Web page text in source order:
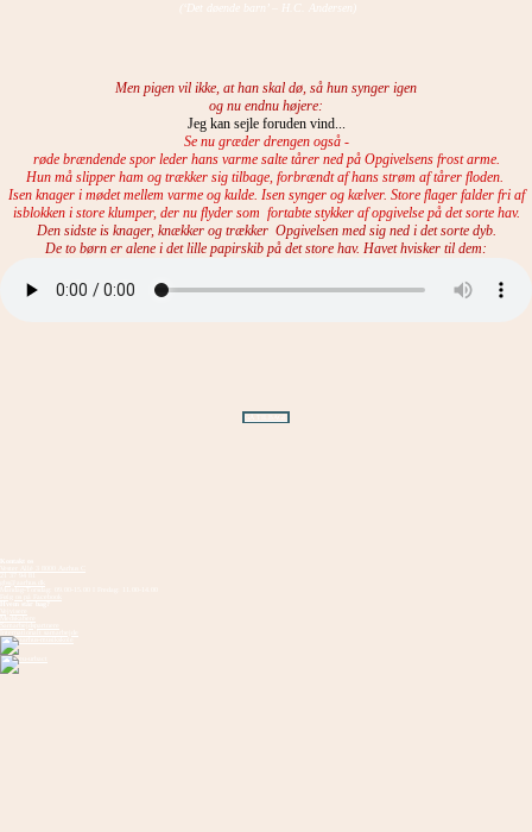
(‘Det døende barn’ – H.C. Andersen)
Men pigen vil ikke, at han skal dø, så hun synger igen
og nu endnu højere:
Jeg kan sejle foruden vind...
Se nu græder drengen også -
røde brændende spor leder hans varme salte tårer ned på Opgivelsens frost arme.
Hun må slipper ham og trækker sig tilbage, forbrændt af hans strøm af tårer floden.
Isen knager i mødet mellem varme og kulde. Isen synger og kælver. Store flager falder fri af
isblokken i store klumper, der nu flyder som fortabte stykker af opgivelse på det sorte hav.
Den sidste is knager, knækker og trækker Opgivelsen med sig ned i det sorte dyb.
De to børn er alene i det lille papirskib på det store hav. Havet hvisker til dem:
Kontakt os
21 37 94 81
Mandag-Torsdag: 09.00-15.00 I Fredag: 11.00-14.00
Hvem står bag?
Medskabere
Samarbejdspartnere
Internationalt samarbejde